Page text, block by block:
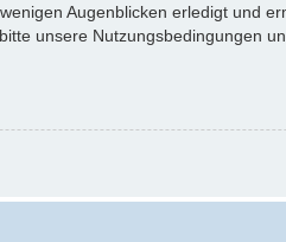
Augenblicken erledigt und
unsere Nutzungsbedingungen